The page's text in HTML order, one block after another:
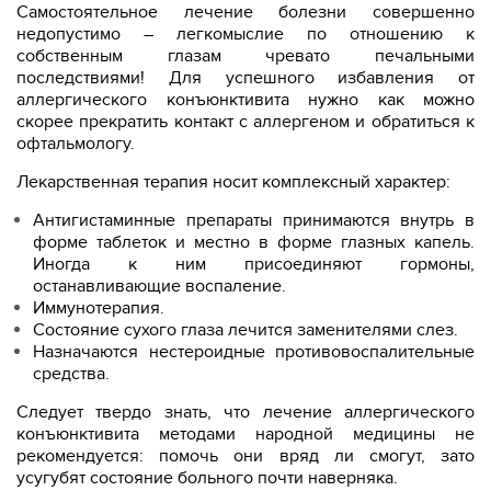
Самостоятельное лечение болезни совершенно
недопустимо – легкомыслие по отношению к
собственным глазам чревато печальными
последствиями! Для успешного избавления от
аллергического конъюнктивита нужно как можно
скорее прекратить контакт с аллергеном и обратиться к
офтальмологу.
Лекарственная терапия носит комплексный характер:
Антигистаминные препараты принимаются внутрь в
форме таблеток и местно в форме глазных капель.
Иногда к ним присоединяют гормоны,
останавливающие воспаление.
Иммунотерапия.
Состояние сухого глаза лечится заменителями слез.
Назначаются нестероидные противовоспалительные
средства.
Следует твердо знать, что лечение аллергического
конъюнктивита методами народной медицины не
рекомендуется: помочь они вряд ли смогут, зато
усугубят состояние больного почти наверняка.